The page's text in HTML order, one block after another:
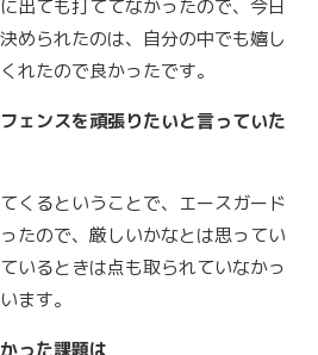
出ても打ててなかったので、今日
められたのは、自分の中でも嬉し
れたので良かったです。
ンスを頑張りたいと言っていた
くるということで、エースガード
たので、厳しいかなとは思ってい
いるときは点も取られていなかっ
ます。
った課題は